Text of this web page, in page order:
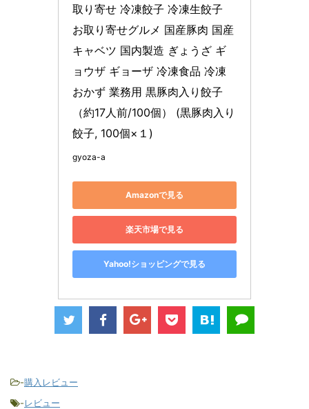
取り寄せ 冷凍餃子 冷凍生餃子
お取り寄せグルメ 国産豚肉 国産
キャベツ 国内製造 ぎょうざ ギ
ョウザ ギョーザ 冷凍食品 冷凍
おかず 業務用 黒豚肉入り餃子
（約17人前/100個） (黒豚肉入り
餃子, 100個×１)
gyoza-a
Amazonで見る
楽天市場で見る
Yahoo!ショッピングで見る
-購入レビュー
-レビュー